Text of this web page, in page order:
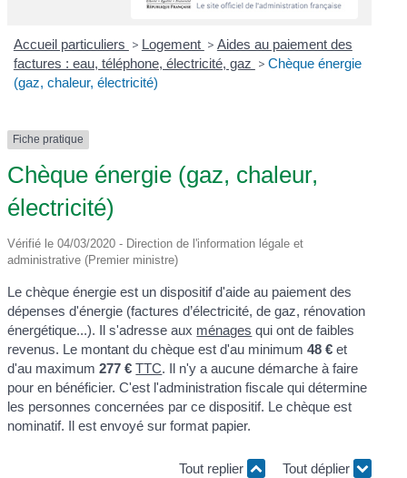
Accueil particuliers > Logement > Aides au paiement des
factures : eau, téléphone, électricité, gaz > Chèque énergie
(gaz, chaleur, électricité)
Fiche pratique
Chèque énergie (gaz, chaleur,
électricité)
Vérifié le 04/03/2020 - Direction de l'information légale et
administrative (Premier ministre)
Le chèque énergie est un dispositif d'aide au paiement des
dépenses d'énergie (factures d’électricité, de gaz, rénovation
énergétique...). Il s'adresse aux ménages qui ont de faibles
revenus. Le montant du chèque est d'au minimum48 € et
d'au maximum277 € TTC. Il n'y a aucune démarche à faire
pour en bénéficier. C'est l'administration fiscale qui détermine
les personnes concernées par ce dispositif. Le chèque est
nominatif. Il est envoyé sur format papier.
Tout replier Tout déplier